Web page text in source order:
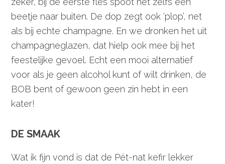
beetje naar buiten. De dop zegt ook ‘plop’, net
als bij echte champagne. En we dronken het uit
champagneglazen, dat hielp ook mee bij het
feestelijke gevoel. Echt een mooi alternatief
voor als je geen alcohol kunt of wilt drinken, de
BOB bent of gewoon geen zin hebt in een
kater!
DE SMAAK
Wat ik fijn vond is dat de Pét-nat kefir lekker